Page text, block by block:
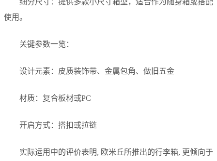
使用。
关键参数一览：
设计元素：皮质装饰带、金属包角、做旧五金
材质：复合板材或PC
开启方式：搭扣或拉链
实际运用中的评价表明, 欧米丘所推出的行李箱, 更倾向于